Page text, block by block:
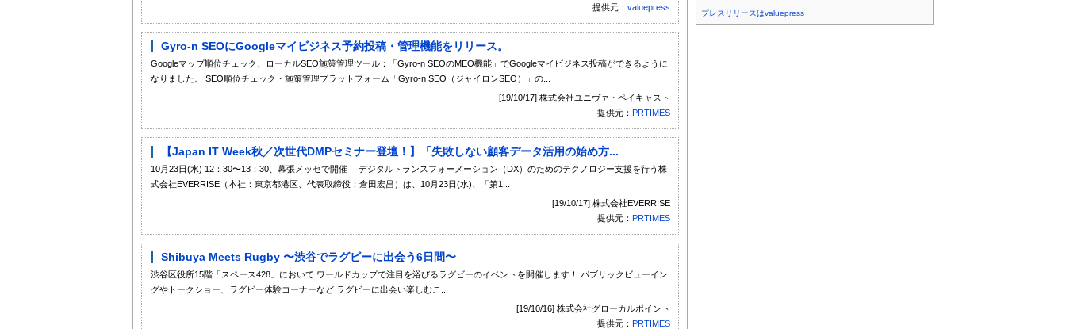
提供元： valuepress
Gyro-n SEOにGoogleマイビジネス予約投稿・管理機能をリリース。
Googleマップ順位チェック、ローカルSEO施策管理ツール：「Gyro-n SEOのMEO機能」でGoogleマイビジネス投稿ができるように
なりました。 SEO順位チェック・施策管理プラットフォーム「Gyro-n SEO（ジャイロンSEO）」の...
[19/10/17] 株式会社ユニヴァ・ペイキャスト
提供元： PRTIMES
【Japan IT Week秋／次世代DMPセミナー登壇！】「失敗しない顧客データ活用の始め方...
10月23日(水) 12：30〜13：30、幕張メッセで開催 デジタルトランスフォーメーション（DX）のためのテクノロジー支援を行う株
式会社EVERRISE（本社：東京都港区、代表取締役：倉田宏昌）は、10月23日(水)、「第1...
[19/10/17] 株式会社EVERRISE
提供元： PRTIMES
Shibuya Meets Rugby 〜渋谷でラグビーに出会う6日間〜
渋谷区役所15階「スペース428」において ワールドカップで注目を浴びるラグビーのイベントを開催します！ パブリックビューイン
グやトークショー、ラグビー体験コーナーなど ラグビーに出会い楽しむこ...
[19/10/16] 株式会社グローカルポイント
提供元： PRTIMES
プレスリリースはvaluepress